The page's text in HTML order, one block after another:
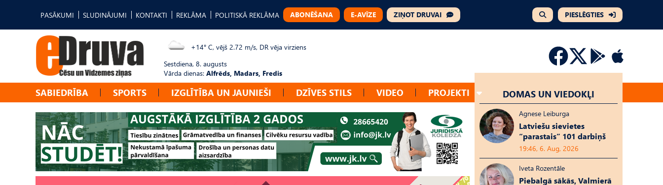
PASĀKUMI SLUDINĀJUMI KONTAKTI REKLĀMA POLITISKĀ REKLĀMA ABONĒŠANA E-AVĪZE ZIŅOT DRUVAI PIESLĒGTIES
+14° C, vējš 2.72 m/s, DR vēja virziens
Sestdiena, 8. augusts
Vārda dienas: Alfrēds, Madars, Fredis
SABIEDRĪBA SPORTS IZGLĪTĪBA UN JAUNIEŠI DZĪVES STILS VIDEO PROJEKTI DOMAS UN VIEDOKĻI
Agnese Leiburga
Latviešu sievietes
“parastais” 101 darbiņš
19:46, 6. Aug, 2026
Iveta Rozentāle
Piebalgā sākās, Valmierā